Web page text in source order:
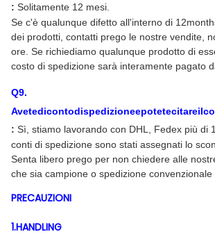
: Solitamente 12 mesi.
Se c'è qualunque difetto all'interno di
dei prodotti, contatti prego le nostre vendite,
ore. Se richiediamo qualunque prodotto di
costo di spedizione sarà interamente pagato
Q9.
: Sì, stiamo lavorando con DHL, Fedex più di
conti di spedizione sono stati assegnati lo
Senta libero prego per non chiedere alle
che sia campione o spedizione convenzionale
PRECAUZIONI
1.HANDLING